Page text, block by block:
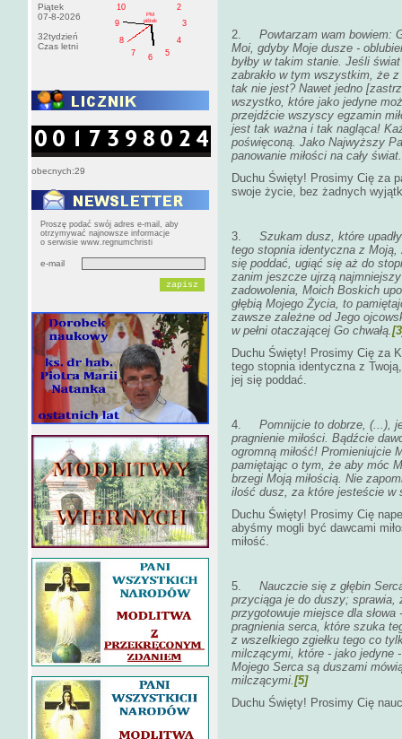
Piątek
07-8-2026
32tydzień
Czas letni
2
3
4
5
6
7
8
9
10
PM
pištek
obecnych:29
Proszę podać swój adres e-mail, aby
otrzymywać najnowsze informacje
o serwisie www.regnumchristi
e-mail
2. Powtarzam wam bowiem:
Moi, gdyby Moje dusze -
byłby w takim stanie. Jeśli
zabrakło w tym wszystkim, że
tak nie jest? Nawet jedno
wszystko, które jako jedyne
przejdźcie wszyscy egzamin
jest tak ważna i tak nagląca!
poświęconą. Jako Najwyższy
panowanie miłości na cały świat.
Duchu Święty! Prosimy Cię za
swoje życie, bez żadnych
3. Szukam dusz, które
tego stopnia identyczna z
się poddać, ugiąć się aż do
zanim jeszcze ujrzą
zadowolenia, Moich Boskich
głębią Mojego Życia, to
zawsze zależne od Jego
w pełni otaczającej Go chwałą.
Duchu Święty! Prosimy Cię za
tego stopnia identyczna z
jej się poddać.
4. Pomnijcie to dobrze, (...),
pragnienie miłości. Bądźcie
ogromną miłość! Promieniujcie
pamiętając o tym, że aby móc
brzegi Moją miłością. Nie
ilość dusz, za które jesteście w
Duchu Święty! Prosimy Cię
abyśmy mogli być dawcami
miłość.
5. Nauczcie się z głębin
przyciąga je do duszy; sprawia,
przygotowuje miejsce dla
pragnienia serca, które szuka
z wszelkiego zgiełku tego co
milczącymi, które - jako jedyne
Mojego Serca są duszami
milczącymi.[5]
Duchu Święty! Prosimy Cię